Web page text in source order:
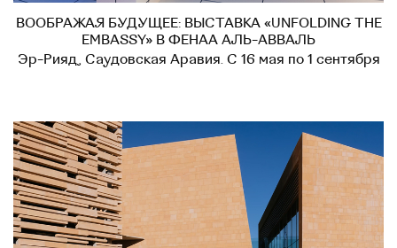
ВООБРАЖАЯ БУДУЩЕЕ: ВЫСТАВКА «UNFOLDING THE
EMBASSY» В ФЕНАА АЛЬ-АВВАЛЬ
Эр-Рияд, Саудовская Аравия. С 16 мая по 1 сентября